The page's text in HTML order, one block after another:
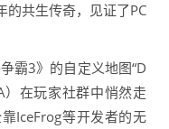
的共生传奇，见证了PC
霸3》的自定义地图“D
在玩家社群中悄然走
IceFrog等开发者的无